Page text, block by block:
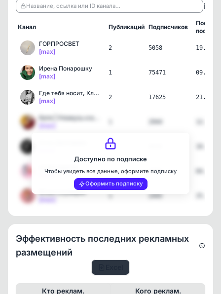
Название, ссылка или ID канала… ℹ️
Канал Публикаций Подписчиков
пост
ГОРПРОСВЕТ
[max]
2 5058
Ирена Понарошку
[max]
1 75471
Где тебя носит, Клэр?
[max]
2 17625
[max]
1
[max]
1 4436
Фэшн скумбрия
1 2445
Доступно по подписке
Чтобы увидеть все данные, оформите подписку
Оформить подписку
Эффективность последних рекламных
размещений
Кто реклам. Кого реклам.